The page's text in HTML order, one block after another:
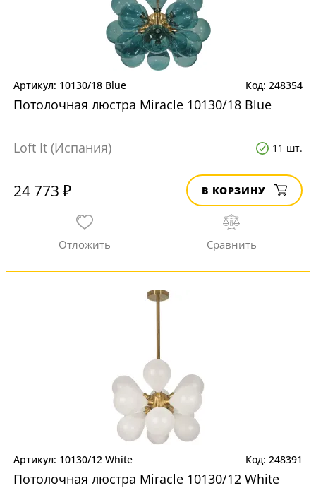
10130/18 Blue 248354
Потолочная люстра Miracle 10130/18 Blue
Loft It (Испания) 11 шт.
24 773 ₽ В КОРЗИНУ
10130/12 White 248391
Потолочная люстра Miracle 10130/12 White